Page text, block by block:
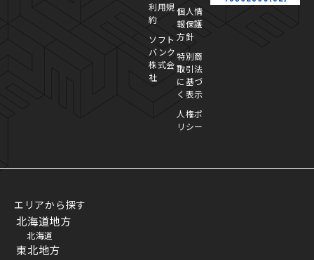
利用規
約
ソフト
バンク
株式会
社
個人情
報保護
方針
特別商
取引法
に基づ
く表示
人権ポ
リシー
エリアから探す
北海道地方
北海道
東北地方